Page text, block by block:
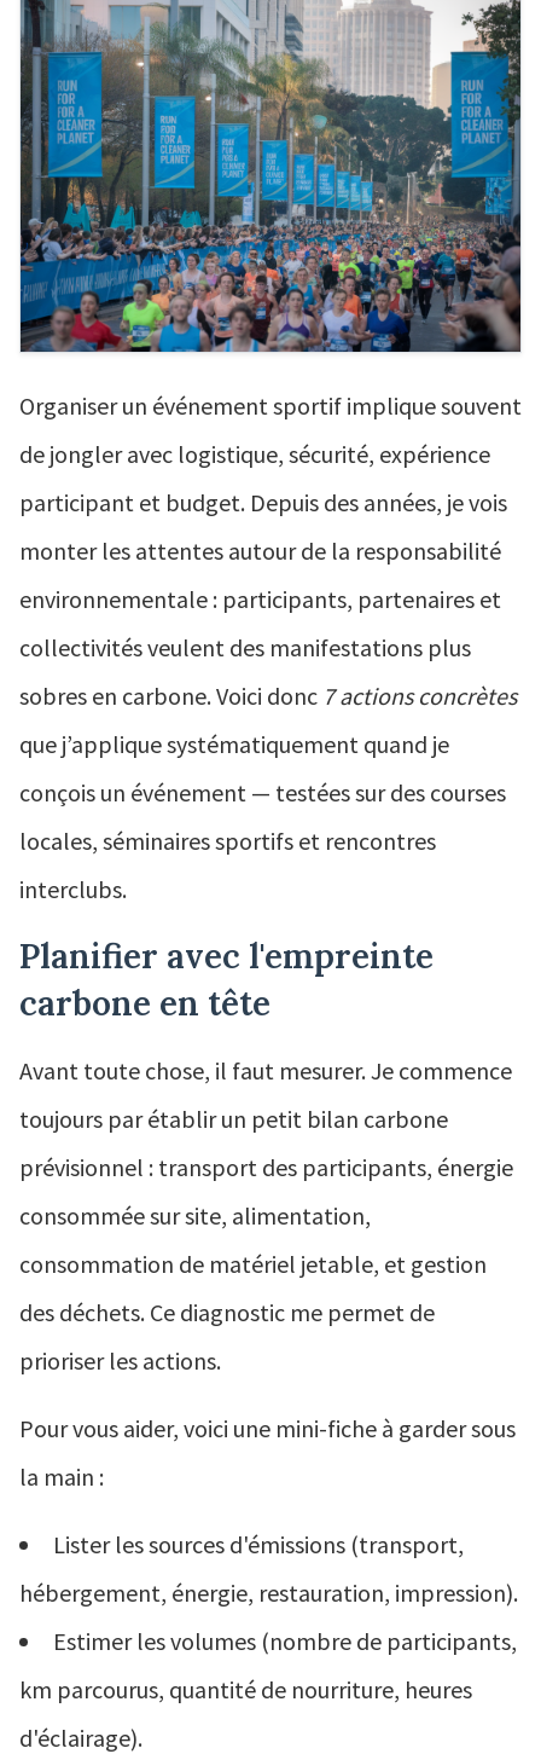
Organiser un événement sportif implique souvent
de jongler avec logistique, sécurité, expérience
participant et budget. Depuis des années, je vois
monter les attentes autour de la responsabilité
environnementale : participants, partenaires et
collectivités veulent des manifestations plus
sobres en carbone. Voici donc 7 actions concrètes
que j’applique systématiquement quand je
conçois un événement — testées sur des courses
locales, séminaires sportifs et rencontres
interclubs.
Planifier avec l'empreinte
carbone en tête
Avant toute chose, il faut mesurer. Je commence
toujours par établir un petit bilan carbone
prévisionnel : transport des participants, énergie
consommée sur site, alimentation,
consommation de matériel jetable, et gestion
des déchets. Ce diagnostic me permet de
prioriser les actions.
Pour vous aider, voici une mini-fiche à garder sous
la main :
Lister les sources d'émissions (transport,
hébergement, énergie, restauration, impression).
Estimer les volumes (nombre de participants,
km parcourus, quantité de nourriture, heures
d'éclairage).